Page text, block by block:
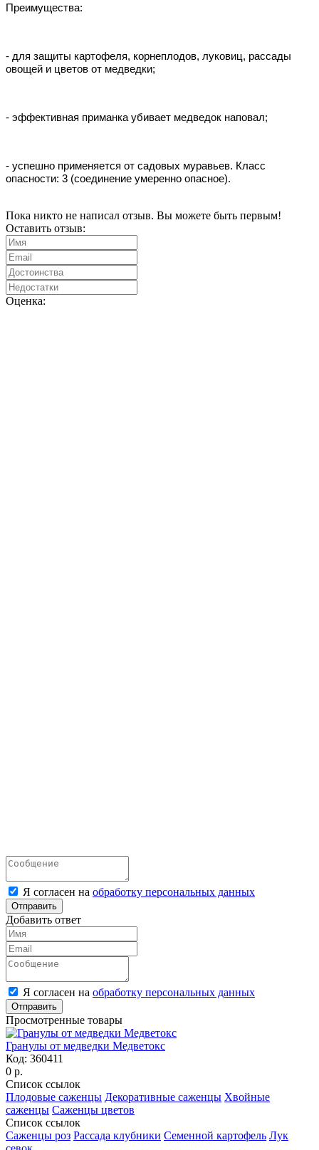
Преимущества:
- для защиты картофеля, корнеплодов, луковиц, рассады
овощей и цветов от медведки;
- эффективная приманка убивает медведок наповал;
- успешно применяется от садовых муравьев. Класс
опасности: 3 (соединение умеренно опасное).
Пока никто не написал отзыв. Вы можете быть первым!
Оставить отзыв:
Оценка:
Я согласен на обработку персональных данных
Отправить
Добавить ответ
Я согласен на обработку персональных данных
Отправить
Просмотренные товары
Гранулы от медведки Медветокс
Код: 360411
0 р.
Список ссылок
Плодовые саженцы Декоративные саженцы Хвойные
саженцы Саженцы цветов
Список ссылок
Саженцы роз Рассада клубники Семенной картофель Лук